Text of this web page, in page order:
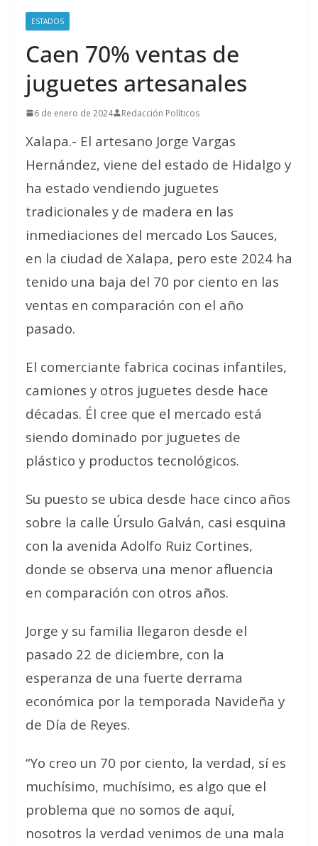
ESTADOS
Caen 70% ventas de
juguetes artesanales
6 de enero de 2024 Redacción Políticos
Xalapa.- El artesano Jorge Vargas
Hernández, viene del estado de Hidalgo y
ha estado vendiendo juguetes
tradicionales y de madera en las
inmediaciones del mercado Los Sauces,
en la ciudad de Xalapa, pero este 2024 ha
tenido una baja del 70 por ciento en las
ventas en comparación con el año
pasado.
El comerciante fabrica cocinas infantiles,
camiones y otros juguetes desde hace
décadas. Él cree que el mercado está
siendo dominado por juguetes de
plástico y productos tecnológicos.
Su puesto se ubica desde hace cinco años
sobre la calle Úrsulo Galván, casi esquina
con la avenida Adolfo Ruiz Cortines,
donde se observa una menor afluencia
en comparación con otros años.
Jorge y su familia llegaron desde el
pasado 22 de diciembre, con la
esperanza de una fuerte derrama
económica por la temporada Navideña y
de Día de Reyes.
“Yo creo un 70 por ciento, la verdad, sí es
muchísimo, muchísimo, es algo que el
problema que no somos de aquí,
nosotros la verdad venimos de una mala